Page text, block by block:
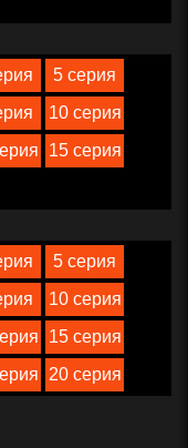
5 серия
10 серия
15 серия
5 серия
10 серия
15 серия
20 серия